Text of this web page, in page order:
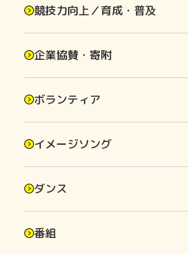
競技力向上／育成・普及
企業協賛・寄附
ボランティア
イメージソング
ダンス
番組